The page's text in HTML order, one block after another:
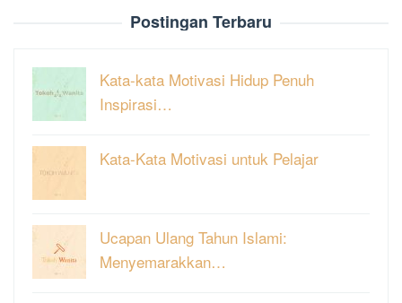
Postingan Terbaru
Kata-kata Motivasi Hidup Penuh
Inspirasi…
Kata-Kata Motivasi untuk Pelajar
Ucapan Ulang Tahun Islami:
Menyemarakkan…